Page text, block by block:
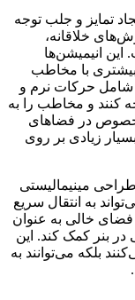
تمایز و جلب توجه
خلاقانه،
این انیمیشن‌ها
بیشتری با مخاطب
شامل حرکات نرم و
کنند و مخاطب را به
خصوص در فضاهای
زیادی بر روی
مینیمالیستی
به انتقال سریع
فضای خالی به عنوان
در بنر کمک کند. این
بلکه می‌توانند به